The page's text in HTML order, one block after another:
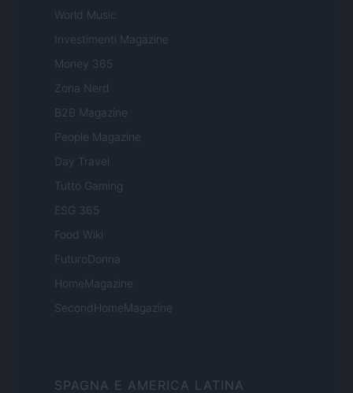
World Music
Investimenti Magazine
Money 365
Zona Nerd
B2B Magazine
People Magazine
Day Travel
Tutto Gaming
ESG 365
Food Wiki
FuturoDonna
HomeMagazine
SecondHomeMagazine
SPAGNA E AMERICA LATINA